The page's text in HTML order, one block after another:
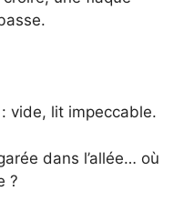
vide, lit impeccable.
dans l’allée… où
?